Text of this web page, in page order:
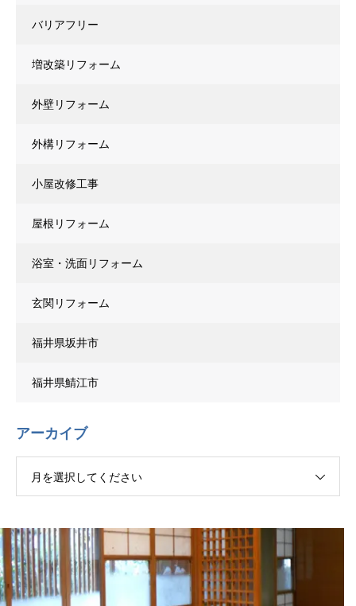
バリアフリー
増改築リフォーム
外壁リフォーム
外構リフォーム
小屋改修工事
屋根リフォーム
浴室・洗面リフォーム
玄関リフォーム
福井県坂井市
福井県鯖江市
アーカイブ
月を選択してください